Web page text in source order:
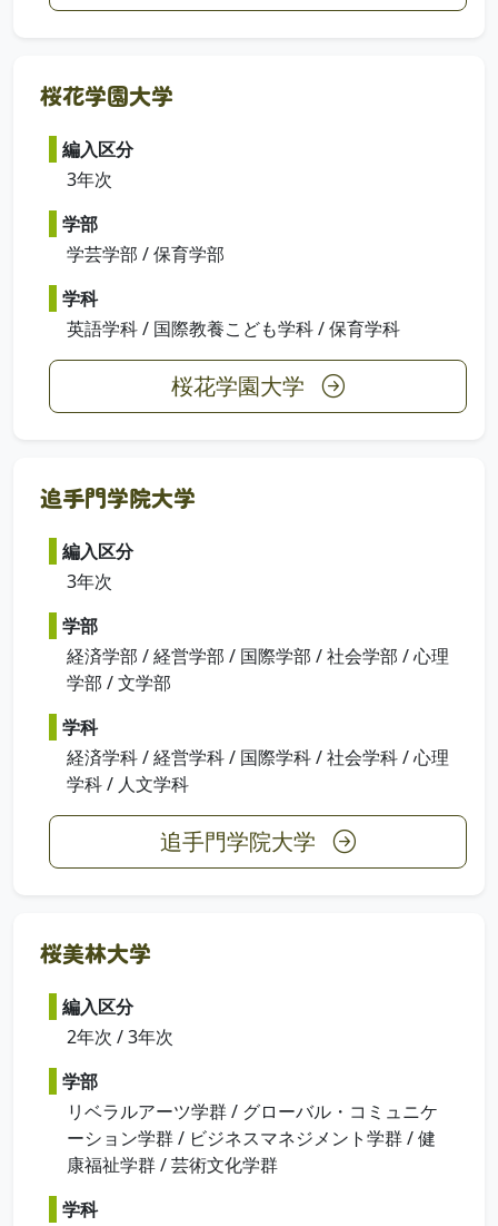
桜花学園大学
編入区分
3年次
学部
学芸学部 / 保育学部
学科
英語学科 / 国際教養こども学科 / 保育学科
桜花学園大学
追手門学院大学
編入区分
3年次
学部
経済学部 / 経営学部 / 国際学部 / 社会学部 / 心理
学部 / 文学部
学科
経済学科 / 経営学科 / 国際学科 / 社会学科 / 心理
学科 / 人文学科
追手門学院大学
桜美林大学
編入区分
2年次 / 3年次
学部
リベラルアーツ学群 / グローバル・コミュニケ
ーション学群 / ビジネスマネジメント学群 / 健
康福祉学群 / 芸術文化学群
学科